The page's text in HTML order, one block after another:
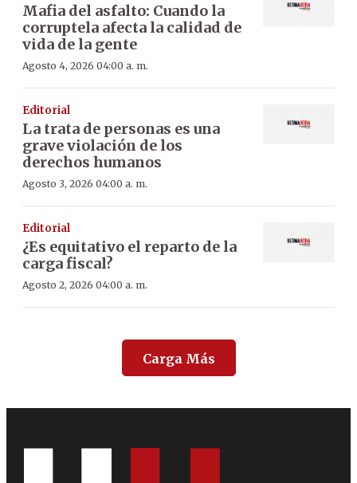
Mafia del asfalto: Cuando la
corruptela afecta la calidad de
vida de la gente
Agosto 4, 2026 04:00 a. m.
Editorial
La trata de personas es una
grave violación de los
derechos humanos
Agosto 3, 2026 04:00 a. m.
Editorial
¿Es equitativo el reparto de la
carga fiscal?
Agosto 2, 2026 04:00 a. m.
Carga Más